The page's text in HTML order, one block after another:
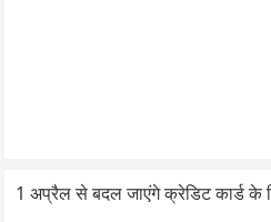
1 अप्रैल से बदल जाएंगे क्रेडिट कार्ड के